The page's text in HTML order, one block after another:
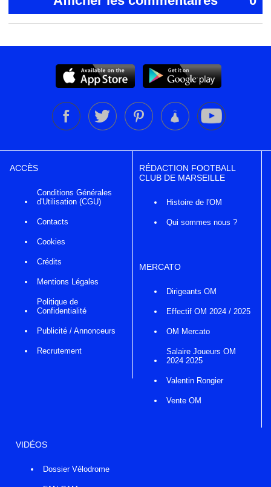
ACCÈS
Conditions Générales
d'Utilisation (CGU)
Contacts
Cookies
Crédits
Mentions Légales
Politique de
Confidentialité
Publicité / Annonceurs
Recrutement
RÉDACTION FOOTBALL
CLUB DE MARSEILLE
Histoire de l'OM
Qui sommes nous ?
MERCATO
Dirigeants OM
Effectif OM 2024 / 2025
OM Mercato
Salaire Joueurs OM
2024 2025
Valentin Rongier
Vente OM
VIDÉOS
Dossier Vélodrome